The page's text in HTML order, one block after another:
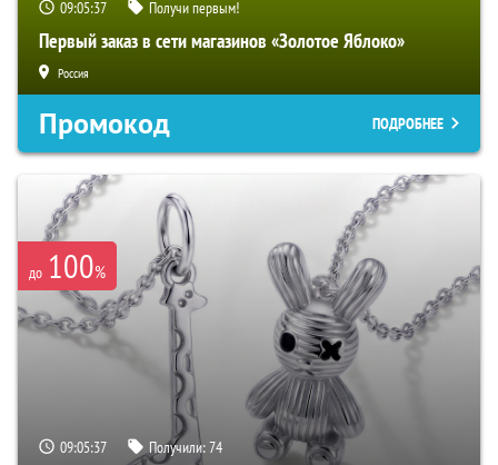
09:05:36 Получи первым!
Первый заказ в сети магазинов «Золотое Яблоко»
Россия
Промокод ПОДРОБНЕЕ
до 100%
09:05:36 Получили:74